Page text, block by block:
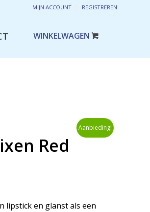
MIJN ACCOUNT REGISTREREN
Aanbieding!
Red
lipstick en glanst als een